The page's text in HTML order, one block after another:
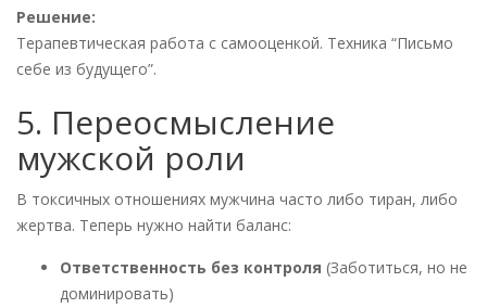
Решение:
Терапевтическая работа с самооценкой. Техника “Письмо
себе из будущего”.
5. Переосмысление
мужской роли
В токсичных отношениях мужчина часто либо тиран, либо
жертва. Теперь нужно найти баланс:
Ответственность без контроля (Заботиться, но не
доминировать)